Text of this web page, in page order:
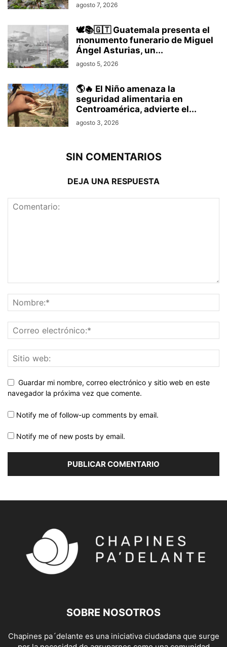
agosto 7, 2026
🕊️📚🇬🇹 Guatemala presenta el
monumento funerario de Miguel
Ángel Asturias, un...
agosto 5, 2026
🌎🔥 El Niño amenaza la
seguridad alimentaria en
Centroamérica, advierte el...
agosto 3, 2026
SIN COMENTARIOS
DEJA UNA RESPUESTA
Guardar mi nombre, correo electrónico y sitio web en este
navegador la próxima vez que comente.
Notify me of follow-up comments by email.
Notify me of new posts by email.
SOBRE NOSOTROS
Chapines pa´delante es una iniciativa ciudadana que surge